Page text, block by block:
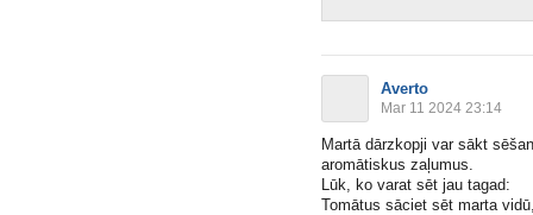
Averto
Mar 11 2024 23:14
Martā dārzkopji var sākt
aromātiskus zaļumus.
Lūk, ko varat sēt jau tagad:
Tomātus sāciet sēt marta